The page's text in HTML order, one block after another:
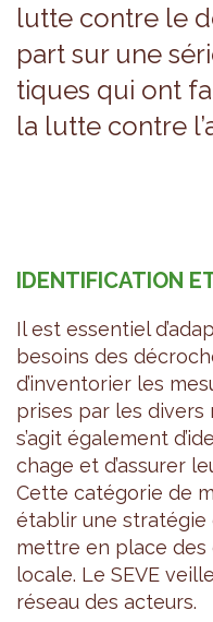
lutte contre le
part sur une
tiques qui ont
la lutte contre
IDEN­TI­FI­CA­TION
Il est essen­tiel
besoins des
d’in­ven­to­rier les
prises par les divers
s’agit éga­le­ment
chage et d’as­su­rer
Cette caté­go­rie de
éta­blir une stra­té­gie
mettre en place
locale. Le SEVE
réseau des acteurs.